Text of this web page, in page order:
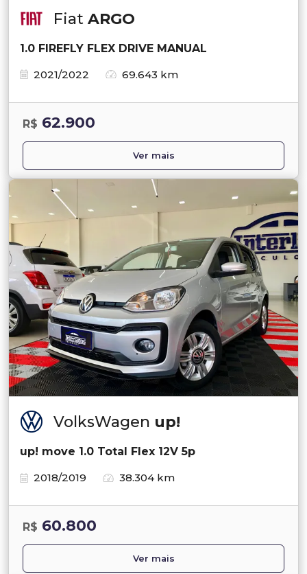
Fiat ARGO
1.0 FIREFLY FLEX DRIVE MANUAL
2021/2022
69.643 km
R$ 62.900
Ver mais
VolksWagen up!
up! move 1.0 Total Flex 12V 5p
2018/2019
38.304 km
R$ 60.800
Ver mais